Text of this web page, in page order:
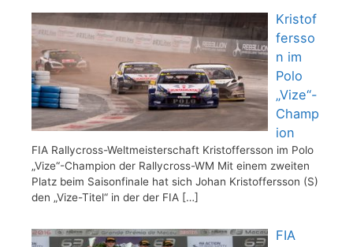
Kristof
fersso
n im
Polo
„Vize“-
Champ
ion
FIA Rallycross-Weltmeisterschaft Kristoffersson im Polo
„Vize“-Champion der Rallycross-WM Mit einem zweiten
Platz beim Saisonfinale hat sich Johan Kristoffersson (S)
den „Vize-Titel“ in der der FIA […]
FIA